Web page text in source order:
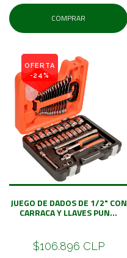
COMPRAR
OFERTA
-24%
JUEGO DE DADOS DE 1/2" CON
CARRACA Y LLAVES PUN...
$106.896 CLP